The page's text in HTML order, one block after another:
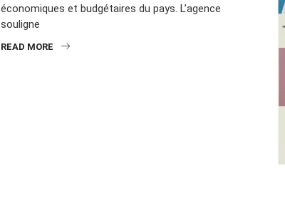
économiques et budgétaires du pays. L’agence
souligne
READ MORE